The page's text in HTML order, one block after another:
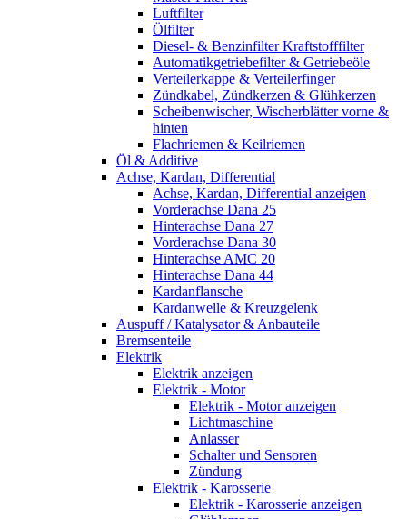
Luftfilter
Ölfilter
Diesel- & Benzinfilter Kraftstofffilter
Automatikgetriebefilter & Getriebeöle
Verteilerkappe & Verteilerfinger
Zündkabel, Zündkerzen & Glühkerzen
Scheibenwischer, Wischerblätter vorne &
hinten
Flachriemen & Keilriemen
Öl & Additive
Achse, Kardan, Differential
Achse, Kardan, Differential anzeigen
Vorderachse Dana 25
Hinterachse Dana 27
Vorderachse Dana 30
Hinterachse AMC 20
Hinterachse Dana 44
Kardanflansche
Kardanwelle & Kreuzgelenk
Auspuff / Katalysator & Anbauteile
Bremsenteile
Elektrik
Elektrik anzeigen
Elektrik - Motor
Elektrik - Motor anzeigen
Lichtmaschine
Anlasser
Schalter und Sensoren
Zündung
Elektrik - Karosserie
Elektrik - Karosserie anzeigen